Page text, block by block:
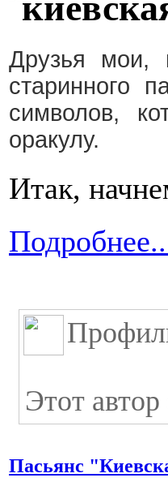
Друзья мои,
старинного
символов,
оракулу.
Итак,
Этот
Пасьянс